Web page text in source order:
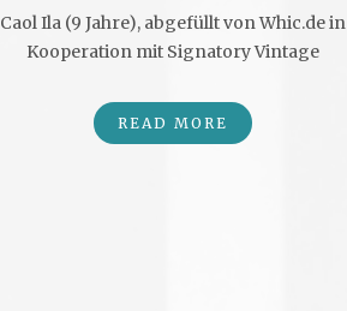
Caol Ila (9 Jahre), abgefüllt von Whic.de in
Kooperation mit Signatory Vintage
READ MORE